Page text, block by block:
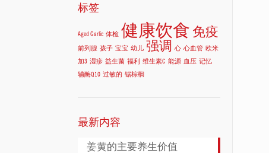
标签
Aged Garlic 体检 健康饮食 免疫
前列腺 孩子 宝宝 幼儿 强调 心 心血管 欧米
加3 湿疹 益生菌 福利 维生素C 能源 血压 记忆
辅酶Q10 过敏的 锯棕榈
最新内容
姜黄的主要养生价值